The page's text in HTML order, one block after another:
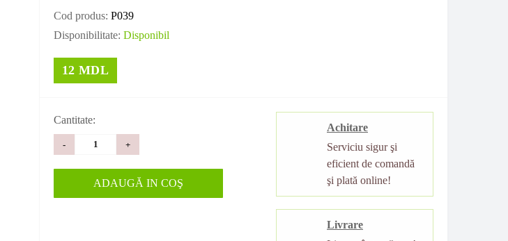
Cod produs: P039
Disponibilitate: Disponibil
12 MDL
Cantitate:
- +
ADAUGĂ IN COŞ
Achitare
Serviciu sigur şi
eficient de comandă
şi plată online!
Livrare